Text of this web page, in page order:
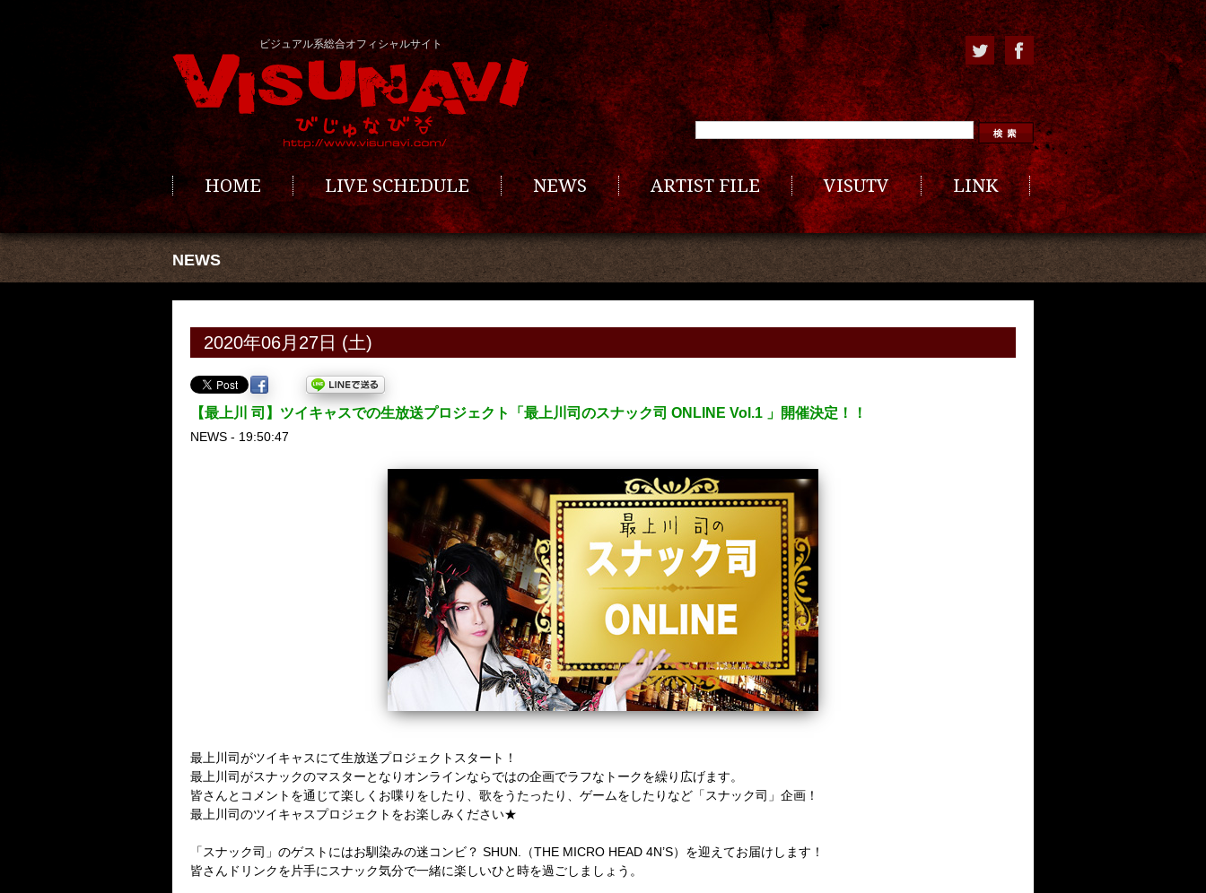
ビジュアル系総合オフィシャルサイト
HOME LIVE SCHEDULE NEWS ARTIST FILE VISUTV LINK
NEWS
2020年06月27日 (土)
【最上川 司】ツイキャスでの生放送プロジェクト「最上川司のスナック司 ONLINE Vol.1 」開催決定！！
NEWS - 19:50:47
最上川司がツイキャスにて生放送プロジェクトスタート！
最上川司がスナックのマスターとなりオンラインならではの企画でラフなトークを繰り広げます。
皆さんとコメントを通じて楽しくお喋りをしたり、歌をうたったり、ゲームをしたりなど「スナック司」企画！
最上川司のツイキャスプロジェクトをお楽しみください★
「スナック司」のゲストにはお馴染みの迷コンビ？ SHUN. （THE MICRO HEAD 4N’S）を迎えてお届けします！
皆さんドリンクを片手にスナック気分で一緒に楽しいひと時を過ごしましょう。